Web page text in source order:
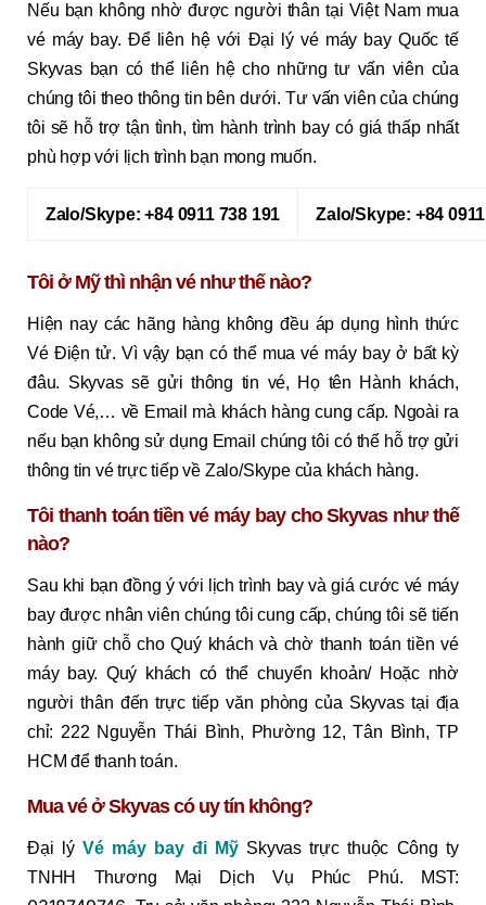
Nếu bạn không nhờ được người thân tại Việt Nam mua
vé máy bay. Để liên hệ với Đại lý vé máy bay Quốc tế
Skyvas bạn có thể liên hệ cho những tư vấn viên của
chúng tôi theo thông tin bên dưới. Tư vấn viên của chúng
tôi sẽ hỗ trợ tận tình, tìm hành trình bay có giá thấp nhất
phù hợp với lịch trình bạn mong muốn.
Zalo/Skype: +84 0911 738 191 Zalo/Skype: +84
Tôi ở Mỹ thì nhận vé như thế nào?
Hiện nay các hãng hàng không đều áp dụng hình thức
Vé Điện tử. Vì vậy bạn có thể mua vé máy bay ở bất kỳ
đâu. Skyvas sẽ gửi thông tin vé, Họ tên Hành khách,
Code Vé,… về Email mà khách hàng cung cấp. Ngoài ra
nếu bạn không sử dụng Email chúng tôi có thể hỗ trợ gửi
thông tin vé trực tiếp về Zalo/Skype của khách hàng.
Tôi thanh toán tiền vé máy bay cho Skyvas như thế
nào?
Sau khi bạn đồng ý với lịch trình bay và giá cước vé máy
bay được nhân viên chúng tôi cung cấp, chúng tôi sẽ tiến
hành giữ chỗ cho Quý khách và chờ thanh toán tiền vé
máy bay. Quý khách có thể chuyển khoản/ Hoặc nhờ
người thân đến trực tiếp văn phòng của Skyvas tại địa
chỉ: 222 Nguyễn Thái Bình, Phường 12, Tân Bình, TP
HCM để thanh toán.
Mua vé ở Skyvas có uy tín không?
Đại lýVé máy bay đi MỹSkyvas trực thuộc Công ty
TNHH Thương Mại Dịch Vụ Phúc Phú. MST: